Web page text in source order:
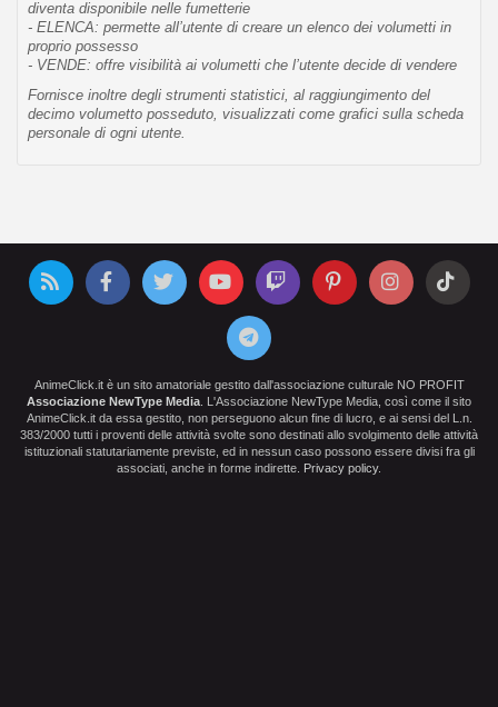
diventa disponibile nelle fumetterie
- ELENCA: permette all’utente di creare un elenco dei volumetti in
proprio possesso
- VENDE: offre visibilità ai volumetti che l’utente decide di vendere
Fornisce inoltre degli strumenti statistici, al raggiungimento del
decimo volumetto posseduto, visualizzati come grafici sulla scheda
personale di ogni utente.
AnimeClick.it è un sito amatoriale gestito dall'associazione culturale NO PROFIT
Associazione NewType Media . L'Associazione NewType Media, così come il sito
AnimeClick.it da essa gestito, non perseguono alcun fine di lucro, e ai sensi del L.n.
383/2000 tutti i proventi delle attività svolte sono destinati allo svolgimento delle attività
istituzionali statutariamente previste, ed in nessun caso possono essere divisi fra gli
associati, anche in forme indirette.
Privacy policy.